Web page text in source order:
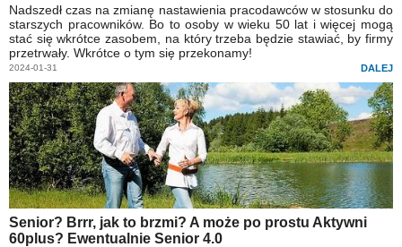
Nadszedł czas na zmianę nastawienia pracodawców w stosunku do
starszych pracowników. Bo to osoby w wieku 50 lat i więcej mogą
stać się wkrótce zasobem, na który trzeba będzie stawiać, by firmy
przetrwały. Wkrótce o tym się przekonamy!
2024-01-31 DALEJ
Senior? Brrr, jak to brzmi? A może po prostu Aktywni
60plus? Ewentualnie Senior 4.0